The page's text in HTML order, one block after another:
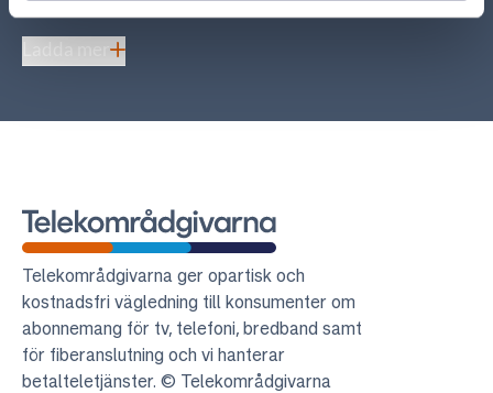
Ladda mer
Telekområdgivarna
Telekområdgivarna ger opartisk och
kostnadsfri vägledning till konsumenter om
abonnemang för tv, telefoni, bredband samt
för fiberanslutning och vi hanterar
betalteletjänster. © Telekområdgivarna